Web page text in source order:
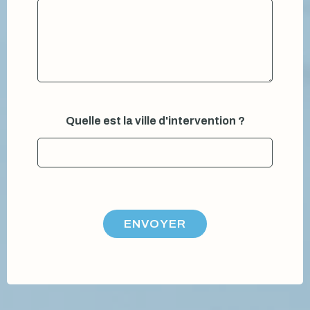
Quelle est la ville d'intervention ?
ENVOYER